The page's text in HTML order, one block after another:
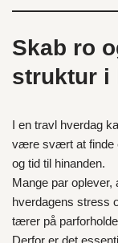
Skab ro
struktur i
I en travl hverdag
være svært at finde
og tid til hinanden.
Mange par oplever,
hverdagens stress
tærer på
Derfor er det